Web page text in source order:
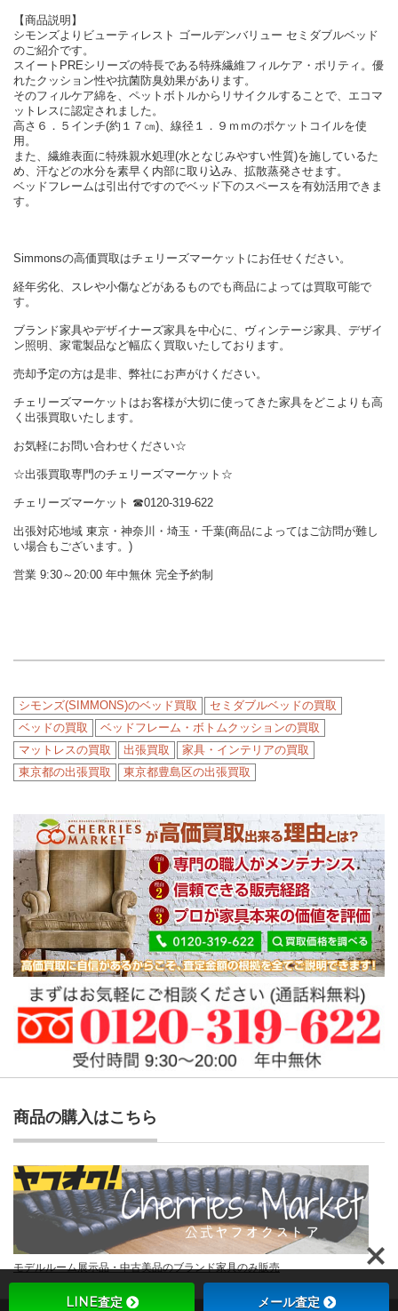
【商品説明】
シモンズよりビューティレスト ゴールデンバリュー セミダブルベッド
のご紹介です。
スイートPREシリーズの特長である特殊繊維フィルケア・ポリティ。優
れたクッション性や抗菌防臭効果があります。
そのフィルケア綿を、ペットボトルからリサイクルすることで、エコマ
ットレスに認定されました。
高さ６．５インチ(約１７㎝)、線径１．９ｍｍのポケットコイルを使
用。
また、繊維表面に特殊親水処理(水となじみやすい性質)を施しているた
め、汗などの水分を素早く内部に取り込み、拡散蒸発させます。
ベッドフレームは引出付ですのでベッド下のスペースを有効活用できま
す。
Simmonsの高価買取はチェリーズマーケットにお任せください。
経年劣化、スレや小傷などがあるものでも商品によっては買取可能で
す。
ブランド家具やデザイナーズ家具を中心に、ヴィンテージ家具、デザイ
ン照明、家電製品など幅広く買取いたしております。
売却予定の方は是非、弊社にお声がけください。
チェリーズマーケットはお客様が大切に使ってきた家具をどこよりも高
く出張買取いたします。
お気軽にお問い合わせください☆
☆出張買取専門のチェリーズマーケット☆
チェリーズマーケット ☎︎0120-319-622
出張対応地域 東京・神奈川・埼玉・千葉(商品によってはご訪問が難し
い場合もございます。)
営業 9:30～20:00 年中無休 完全予約制
シモンズ(SIMMONS)のベッド買取
セミダブルベッドの買取
ベッドの買取
ベッドフレーム・ボトムクッションの買取
マットレスの買取
出張買取
家具・インテリアの買取
東京都の出張買取
東京都豊島区の出張買取
商品の購入はこちら
モデルルーム展示品・中古美品のブランド家具のみ販売
LINE査定 メール査定